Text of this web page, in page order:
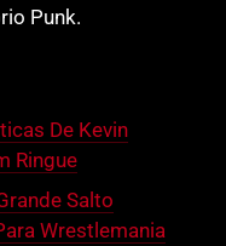
Punk.
De Kevin
Ringue
Salto
Wrestlemania